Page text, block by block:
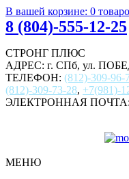
В вашей корзине: 0
8 (804)-555-12-25
СТРОНГ ПЛЮС
АДРЕС: г. СПб, ул.
ТЕЛЕФОН: (812)-309-96-
(812)-309-73-28, +7(981)-
ЭЛЕКТРОННАЯ ПОЧТА:
МЕНЮ